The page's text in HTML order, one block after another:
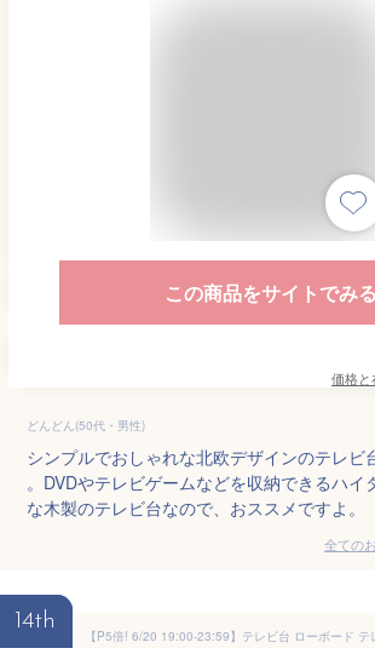
この商品をサイトでみる
価格と
どんどん(50代・男性)
シンプルでおしゃれな北欧デザインのテレビ
。DVDやテレビゲームなどを収納できるハイ
な木製のテレビ台なので、おススメですよ。
全ての
14th